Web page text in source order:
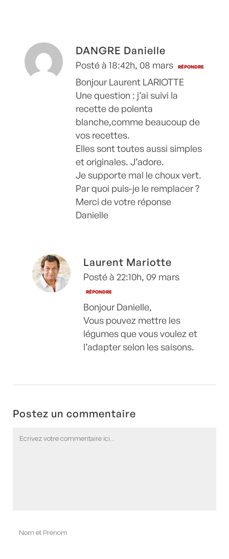
DANGRE Danielle
Posté à 18:42h, 08 mars RÉPONDRE
Bonjour Laurent LARIOTTE
Une question : j’ai suivi la
recette de polenta
blanche,comme beaucoup de
vos recettes.
Elles sont toutes aussi simples
et originales. J’adore.
Je supporte mal le choux vert.
Par quoi puis-je le remplacer ?
Merci de votre réponse
Danielle
Laurent Mariotte
Posté à 22:10h, 09 mars
RÉPONDRE
Bonjour Danielle,
Vous pouvez mettre les
légumes que vous voulez et
l’adapter selon les saisons.
Postez un commentaire